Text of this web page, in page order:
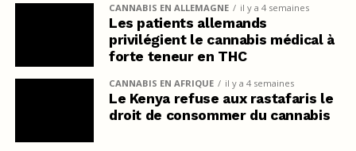
CANNABIS EN ALLEMAGNE il y a 4 semaines
Les patients allemands
privilégient le cannabis médical à
forte teneur en THC
CANNABIS EN AFRIQUE il y a 4 semaines
Le Kenya refuse aux rastafaris le
droit de consommer du cannabis